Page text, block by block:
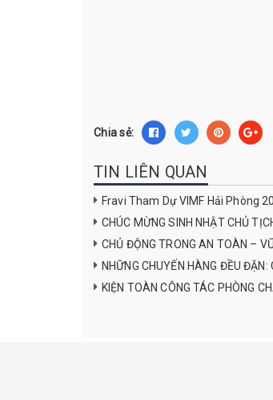
Chia sẻ:
TIN LIÊN QUAN
Fravi Tham Dự VIMF Hải Phòng
CHÚC MỪNG SINH NHẬT CHỦ
CHỦ ĐỘNG TRONG AN TOÀN –
NHỮNG CHUYẾN HÀNG ĐỀU
KIỆN TOÀN CÔNG TÁC PHÒNG